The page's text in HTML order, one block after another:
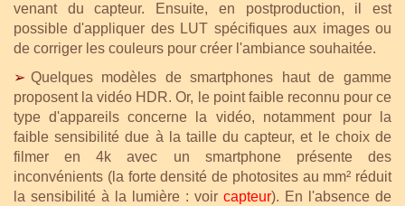
venant du capteur. Ensuite, en postproduction, il est
possible d'appliquer des LUT spécifiques aux images ou
de corriger les couleurs pour créer l'ambiance souhaitée.
➢ Quelques modèles de smartphones haut de gamme
proposent la vidéo HDR. Or, le point faible reconnu pour ce
type d'appareils concerne la vidéo, notamment pour la
faible sensibilité due à la taille du capteur, et le choix de
filmer en 4k avec un smartphone présente des
inconvénients (la forte densité de photosites au mm² réduit
la sensibilité à la lumière : voir capteur). En l'absence de